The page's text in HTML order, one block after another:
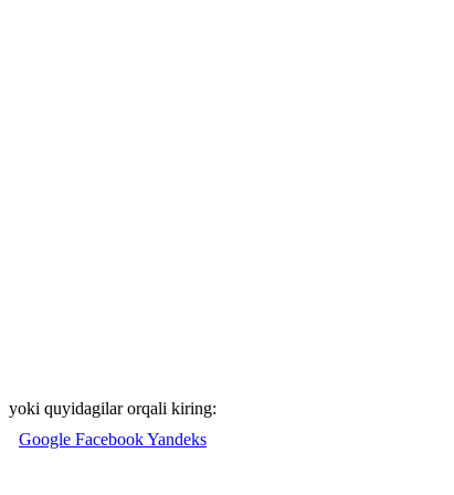
yoki quyidagilar orqali kiring:
Google FacebookYandeks